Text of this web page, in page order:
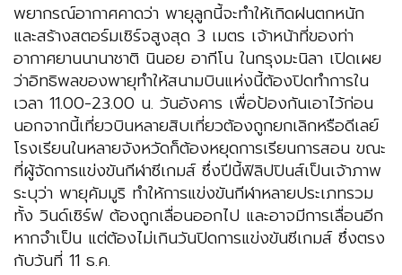
พยากรณ์อากาศคาดว่า พายุลูกนี้จะทำให้เกิดฝนตกหนัก
และสร้างสตอร์มเซิร์จสูงสุด 3 เมตร เจ้าหน้าที่ของท่า
อากาศยานนานาชาติ นินอย อากีโน ในกรุงมะนิลา เปิดเผย
ว่าอิทธิพลของพายุทำให้สนามบินแห่งนี้ต้องปิดทำการใน
เวลา 11.00-23.00 น. วันอังคาร เพื่อป้องกันเอาไว้ก่อน
นอกจากนี้เที่ยวบินหลายสิบเที่ยวต้องถูกยกเลิกหรือดีเลย์
โรงเรียนในหลายจังหวัดก็ต้องหยุดการเรียนการสอน ขณะ
ที่ผู้จัดการแข่งขันกีฬาซีเกมส์ ซึ่งปีนี้ฟิลิปปินส์เป็นเจ้าภาพ
ระบุว่า พายุคัมมูริ ทำให้การแข่งขันกีฬาหลายประเภทรวม
ทั้ง วินด์เซิร์ฟ ต้องถูกเลื่อนออกไป และอาจมีการเลื่อนอีก
หากจำเป็น แต่ต้องไม่เกินวันปิดการแข่งขันซีเกมส์ ซึ่งตรง
กับวันที่ 11 ธ.ค.